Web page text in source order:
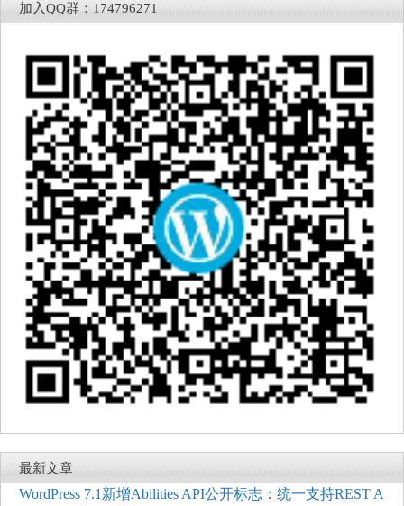
加入QQ群：174796271
最新文章
WordPress 7.1新增Abilities API公开标志：统一支持REST A